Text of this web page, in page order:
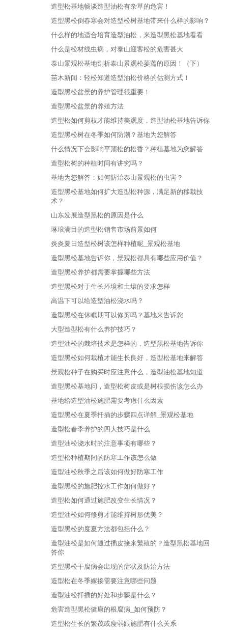
造型松基地畅谈造型油松有杂草的危害！
造型黑松倒春寒会对造型松树基地带来什么样的影响？
什么样的地适合培育造型油松，来造型黑松基地看看
什么是松材线虫病，对泰山迎客松的危害甚大
泰山景观松基地剖析泰山景观松萎蔫的原因！（下）
苗木新闻：轻松知道造型油松价格的估测方式！
造型黑松盆景的养护管理很重要！
造型黑松盆景的养殖方法
造型松如何剪枝才能维持美观度，造型油松基地告诉你
造型黑松树在冬季如何防潮？基地为您解答
什么情况下会影响平顶松的松香？种植基地为您解答
造型松树的种植时间有讲究吗？
基地为您解答：如何防治泰山景观松的虫害？
造型黑松基地如何扩大造型松种源，满足新的移栽技
术？
山东发展造型黑松的原因是什么
琳琅满目的造型松销售市场前景如何
炎炎夏日造型松树该怎样种植呢_景观松基地
造型黑松基地告诉你，景观松都具有哪些应用价值？
造型黑松养护都需要掌握哪些方法
造型黑松对于生长环境和土壤的要求怎样
高温下可以给造型油松浇水吗？
造型黑松在休眠期可以修剪吗？基地来告诉您
大型造型松有什么养护技巧？
造型油松的栽培技术是怎样的，造型黑松基地告诉你
造型黑松如何栽植才能生长良好，造型松基地来解答
景观松种子在购买时应注意什么，造型油松基地知道
造型黑松基地问，造型松树皮或是树根损伤该怎么办
基地给造型油松施肥需要考虑什么因素
造型黑松在夏季扦插的步骤四点详解_景观松基地
造型松春季养护的四大技巧是什么
造型油松浇水时的注意事项有哪些？
造型松种植期间的防寒工作该怎么做
造型油松秋季之后该如何做好防寒工作
造型黑松的施肥控水工作如何做好？
造型松如何通过施肥改变生长情况？
造型油松如何修剪才能维持树形优美？
造型黑松的度夏方法都包括什么？
造型油松是如何通过插皮接来繁殖的？造型黑松基地回
答你
造型黑松干腐病会出现的症状及防治方法
造型松在冬季嫁接需要注意哪些问题
造型油松扦插的好处和步骤是什么？
危害造型黑松健康的根腐病_如何预防？
造型松生长的繁茂或瘦弱跟施肥有什么关系